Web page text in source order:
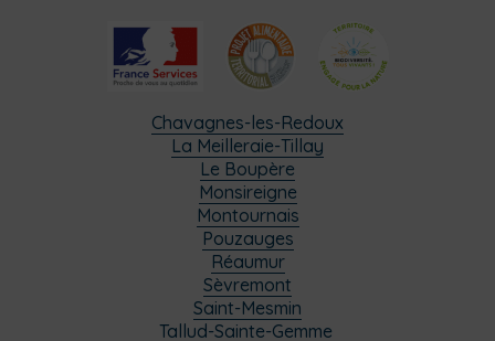
Chavagnes-les-Redoux
La Meilleraie-Tillay
Le Boupère
Monsireigne
Montournais
Pouzauges
Réaumur
Sèvremont
Saint-Mesmin
Tallud-Sainte-Gemme